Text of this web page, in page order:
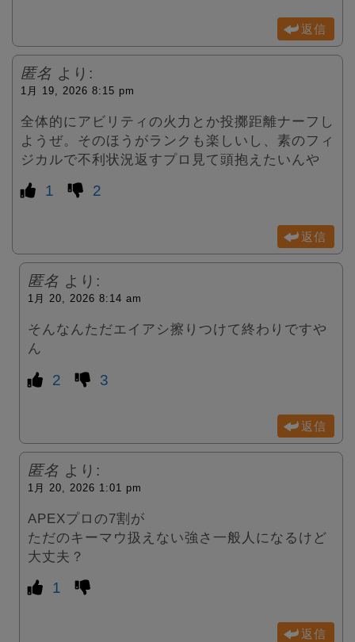
返信
匿名 より:
1月 19, 2026 8:15 pm
全体的にアビリティの火力とか投擲距離ナーフし
ようぜ。そのほうがランクも楽しいし、素のフィ
ジカルで不利状況返すプロ見て頭抱えたいんや
1 2
返信
匿名 より:
1月 20, 2026 8:14 am
そんなんただエイアシ擦りつけて終わりですや
ん
2 3
返信
匿名 より:
1月 20, 2026 1:01 pm
APEXプロの7割が
ただのキーマウ扱えない強さ一般人になるけど
大丈夫？
1
返信